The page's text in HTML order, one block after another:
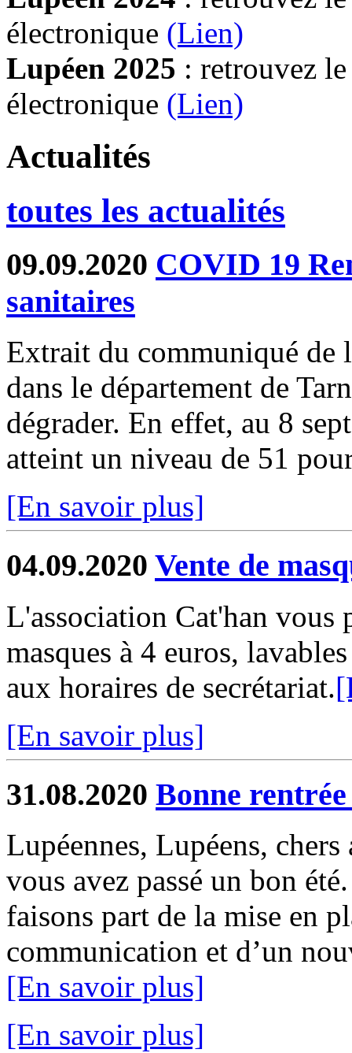
électronique (Lien)
Lupéen 2025 : retrouvez
électronique (Lien)
Actualités
toutes les actualités
09.09.2020 COVID 19
sanitaires
Extrait du communiqué de
dans le département de
dégrader. En effet, au 8
atteint un niveau de 51
[En savoir plus]
04.09.2020 Vente de
L'association Cat'han vous
masques à 4 euros,
aux horaires de secrétariat.
[En savoir plus]
31.08.2020 Bonne
Lupéennes, Lupéens,
vous avez passé un bon
faisons part de la mise en
communication et d’un
[En savoir plus]
[En savoir plus]